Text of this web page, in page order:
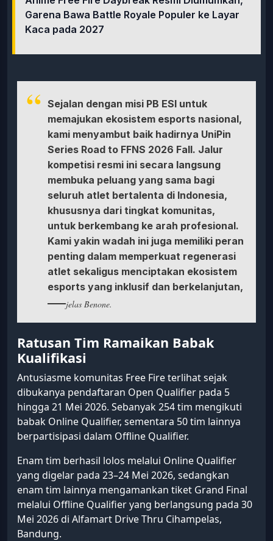
Garena Bawa Battle Royale Populer ke Layar
Kaca pada 2027
Sejalan dengan misi PB ESI untuk
memajukan ekosistem esports nasional,
kami menyambut baik hadirnya UniPin
Series Road to FFNS 2026 Fall. Jalur
kompetisi resmi ini secara langsung
membuka peluang yang sama bagi
seluruh atlet bertalenta di Indonesia,
khususnya dari tingkat komunitas,
untuk berkembang ke arah profesional.
Kami yakin wadah ini juga memiliki peran
penting dalam memperkuat regenerasi
atlet sekaligus menciptakan ekosistem
esports yang inklusif dan berkelanjutan,
jelas Benone.
Ratusan Tim Ramaikan Babak
Kualifikasi
Antusiasme komunitas Free Fire terlihat sejak
dibukanya pendaftaran Open Qualifier pada 5
hingga 21 Mei 2026. Sebanyak 254 tim mengikuti
babak Online Qualifier, sementara 50 tim lainnya
berpartisipasi dalam Offline Qualifier.
Enam tim berhasil lolos melalui Online Qualifier
yang digelar pada 23–24 Mei 2026, sedangkan
enam tim lainnya mengamankan tiket Grand Final
melalui Offline Qualifier yang berlangsung pada 30
Mei 2026 di Alfamart Drive Thru Cihampelas,
Bandung.